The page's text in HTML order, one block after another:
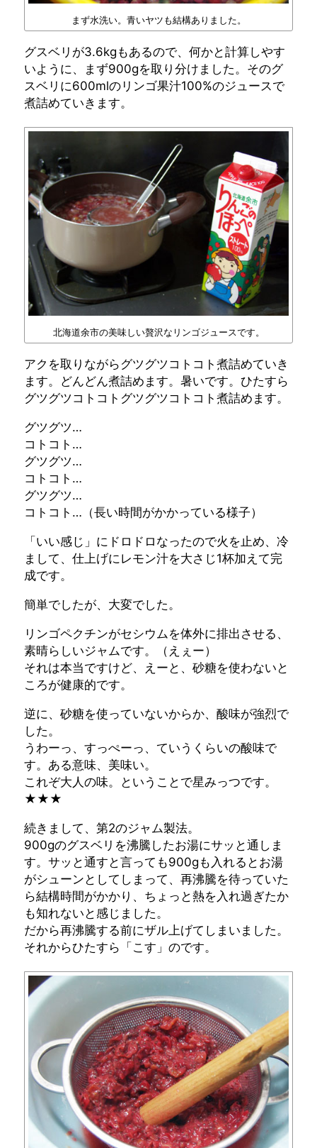
まず水洗い。青いヤツも結構ありました。
グスベリが3.6kgもあるので、何かと計算しやす
いように、まず900gを取り分けました。そのグ
スベリに600mlのリンゴ果汁100%のジュースで
煮詰めていきます。
北海道余市の美味しい贅沢なリンゴジュースです。
アクを取りながらグツグツコトコト煮詰めていき
ます。どんどん煮詰めます。暑いです。ひたすら
グツグツコトコトグツグツコトコト煮詰めます。
グツグツ…
コトコト…
グツグツ…
コトコト…
グツグツ…
コトコト…（長い時間がかかっている様子）
「いい感じ」にドロドロなったので火を止め、冷
まして、仕上げにレモン汁を大さじ1杯加えて完
成です。
簡単でしたが、大変でした。
リンゴペクチンがセシウムを体外に排出させる、
素晴らしいジャムです。（えぇー）
それは本当ですけど、えーと、砂糖を使わないと
ころが健康的です。
逆に、砂糖を使っていないからか、酸味が強烈で
した。
うわーっ、すっぺーっ、ていうくらいの酸味で
す。ある意味、美味い。
これぞ大人の味。ということで星みっつです。
★★★
続きまして、第2のジャム製法。
900gのグスベリを沸騰したお湯にサッと通しま
す。サッと通すと言っても900gも入れるとお湯
がシューンとしてしまって、再沸騰を待っていた
ら結構時間がかかり、ちょっと熱を入れ過ぎたか
も知れないと感じました。
だから再沸騰する前にザル上げてしまいました。
それからひたすら「こす」のです。